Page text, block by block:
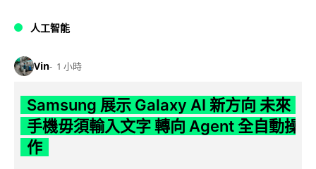
人工智能
Vin 1 小時
Samsung 展示 Galaxy AI 新方向 未來
手機毋須輸入文字 轉向 Agent 全自動操
作